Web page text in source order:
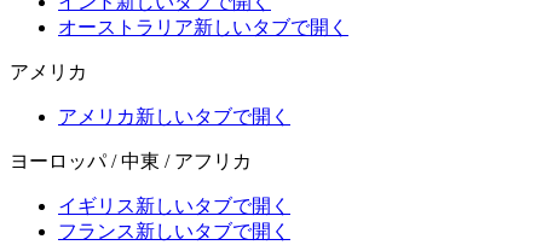
オーストラリア新しいタブで開く
アメリカ
アメリカ新しいタブで開く
ヨーロッパ / 中東 / アフリカ
イギリス新しいタブで開く
フランス新しいタブで開く